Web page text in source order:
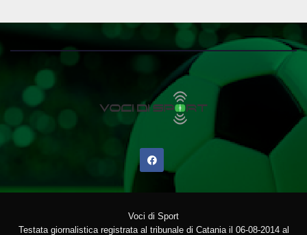
Voci di Sport
Testata giornalistica registrata al tribunale di Catania il 06-08-2014 al